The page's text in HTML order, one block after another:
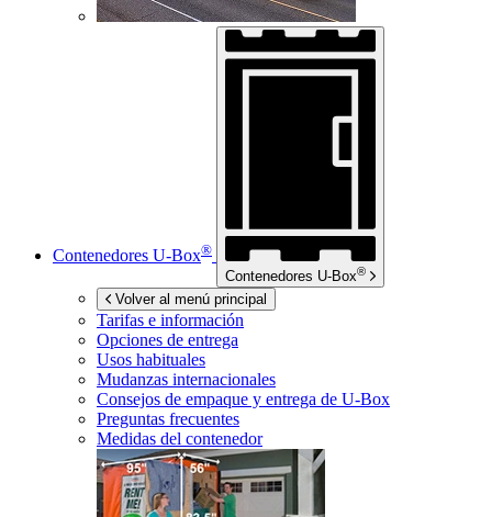
Contenedores U-Box®
Contenedores U-Box®
Volver al menú principal
Tarifas e información
Opciones de entrega
Usos habituales
Mudanzas internacionales
Consejos de empaque y entrega de U-Box
Preguntas frecuentes
Medidas del contenedor